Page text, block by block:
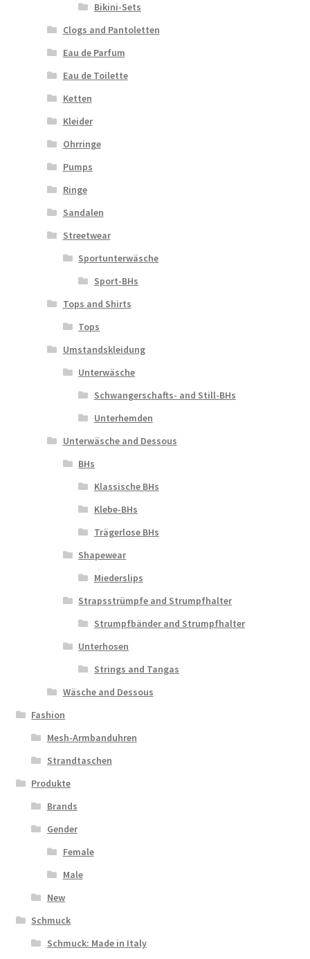
Bikini-Sets
Clogs and Pantoletten
Eau de Parfum
Eau de Toilette
Ketten
Kleider
Ohrringe
Pumps
Ringe
Sandalen
Streetwear
Sportunterwäsche
Sport-BHs
Tops and Shirts
Tops
Umstandskleidung
Unterwäsche
Schwangerschafts- and Still-BHs
Unterhemden
Unterwäsche and Dessous
BHs
Klassische BHs
Klebe-BHs
Trägerlose BHs
Shapewear
Miederslips
Strapsstrümpfe and Strumpfhalter
Strumpfbänder and Strumpfhalter
Unterhosen
Strings and Tangas
Wäsche and Dessous
Fashion
Mesh-Armbanduhren
Strandtaschen
Produkte
Brands
Gender
Female
Male
New
Schmuck
Schmuck: Made in Italy